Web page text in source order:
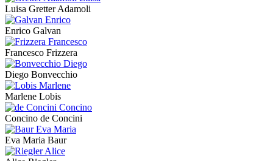
Luisa Gretter Adamoli
Enrico Galvan
Francesco Frizzera
Diego Bonvecchio
Marlene Lobis
Concino de Concini
Eva Maria Baur